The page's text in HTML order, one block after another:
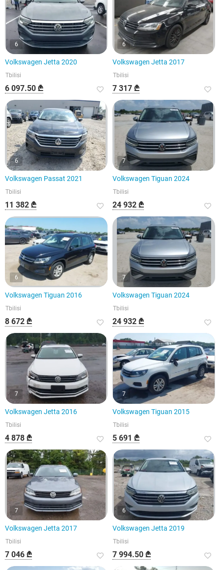
6
Volkswagen Jetta 2020
Tbilisi
6 097.50 ₾
6
Volkswagen Jetta 2017
Tbilisi
7 317 ₾
6
Volkswagen Passat 2021
Tbilisi
11 382 ₾
7
Volkswagen Tiguan 2024
Tbilisi
24 932 ₾
6
Volkswagen Tiguan 2016
Tbilisi
8 672 ₾
7
Volkswagen Tiguan 2024
Tbilisi
24 932 ₾
7
Volkswagen Jetta 2016
Tbilisi
4 878 ₾
7
Volkswagen Tiguan 2015
Tbilisi
5 691 ₾
7
Volkswagen Jetta 2017
Tbilisi
7 046 ₾
6
Volkswagen Jetta 2019
Tbilisi
7 994.50 ₾